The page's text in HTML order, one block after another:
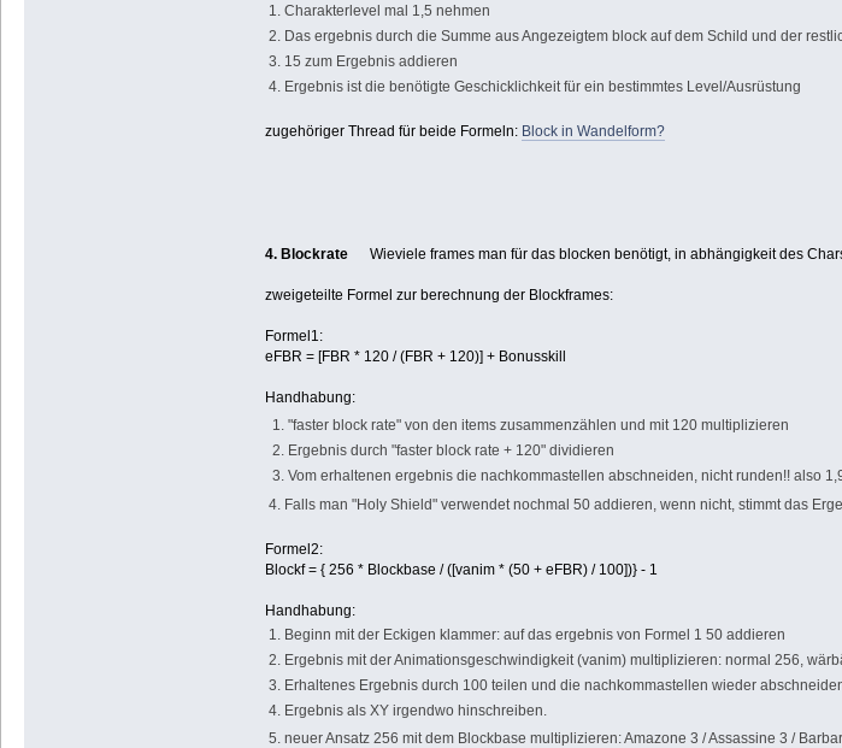
1. Charakterlevel mal 1,5 nehmen
2. Das ergebnis durch die Summe aus Angezeigtem block auf dem Schild und der
3. 15 zum Ergebnis addieren
4. Ergebnis ist die benötigte Geschicklichkeit für ein bestimmtes Level/Ausrüstung
zugehöriger Thread für beide Formeln: Block in Wandelform?
4. Blockrate Wieviele frames man für das blocken benötigt, in abhängigkeit des
zweigeteilte Formel zur berechnung der Blockframes:
Formel1:
eFBR = [FBR * 120 / (FBR + 120)] + Bonusskill
Handhabung:
1. "faster block rate" von den items zusammenzählen und mit 120 multiplizieren
2. Ergebnis durch "faster block rate + 120" dividieren
3. Vom erhaltenen ergebnis die nachkommastellen abschneiden, nicht runden!! also
4. Falls man "Holy Shield" verwendet nochmal 50 addieren, wenn nicht, stimmt das
Formel2:
Blockf = { 256 * Blockbase / ([vanim * (50 + eFBR) / 100])} - 1
Handhabung:
1. Beginn mit der Eckigen klammer: auf das ergebnis von Formel 1 50 addieren
2. Ergebnis mit der Animationsgeschwindigkeit (vanim) multiplizieren: normal 256,
3. Erhaltenes Ergebnis durch 100 teilen und die nachkommastellen wieder
4. Ergebnis als XY irgendwo hinschreiben.
5. neuer Ansatz 256 mit dem Blockbase multiplizieren: Amazone 3 / Assassine 3 /